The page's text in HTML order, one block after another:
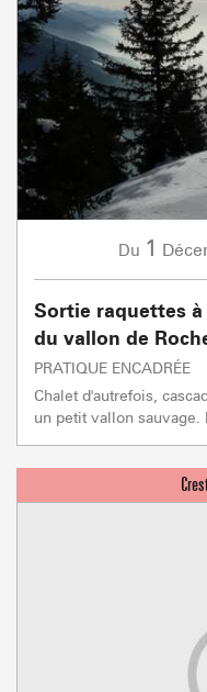
Du 1
Sortie raquettes à
du vallon de
PRATIQUE ENCADRÉE
Chalet d'autrefois,
un petit vallon sauvage.